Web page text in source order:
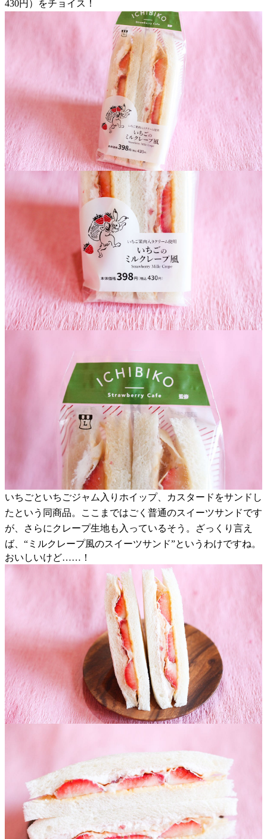
430円）をチョイス！
いちごといちごジャム入りホイップ、カスタードをサンドし
たという同商品。ここまではごく普通のスイーツサンドです
が、さらにクレープ生地も入っているそう。ざっくり言え
ば、“ミルクレープ風のスイーツサンド”というわけですね。
おいしいけど……！